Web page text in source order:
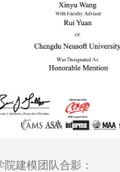
建模团队合影：